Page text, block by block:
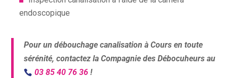
endoscopique
Pour un débouchage canalisation à Cours en toute
sérénité, contactez la Compagnie des Débocuheurs au
03 85 40 76 36 !